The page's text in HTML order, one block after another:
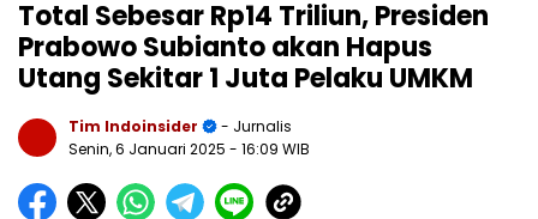
Total Sebesar Rp14 Triliun, Presiden
Prabowo Subianto akan Hapus
Utang Sekitar 1 Juta Pelaku UMKM
Tim Indoinsider
- Jurnalis
Senin, 6 Januari 2025 - 16:09 WIB